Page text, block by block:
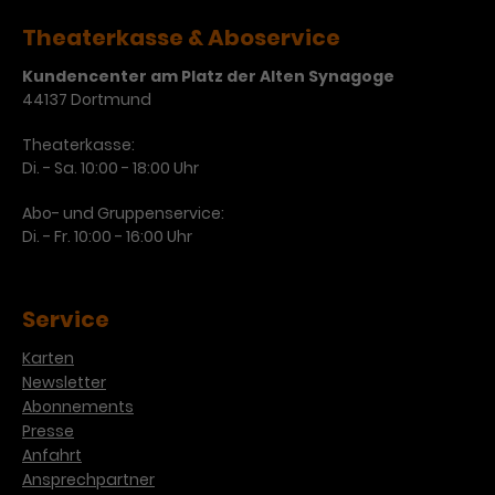
Anbieter Google Analytics
Laufzeit 1 Minute
Zweck
Daten werden nur maximal einmal
pro Minute an Google Analytics
gesendet. Solange es gesetzt ist,
Laufzeit 3 Monate
Dieses Cookie wird verwendet, um
bereitzustellen.
Anbieter
Laufzeit
Zweck
misst die Wirksamkeit von
Theaterkasse & Aboservice
Kundencenter am Platz der Alten Synagoge
44137 Dortmund
Theaterkasse:
Di. - Sa. 10:00 - 18:00 Uhr
Abo- und Gruppenservice:
Di. - Fr. 10:00 - 16:00 Uhr
Service
Karten
Newsletter
Abonnements
Presse
Anfahrt
Ansprechpartner